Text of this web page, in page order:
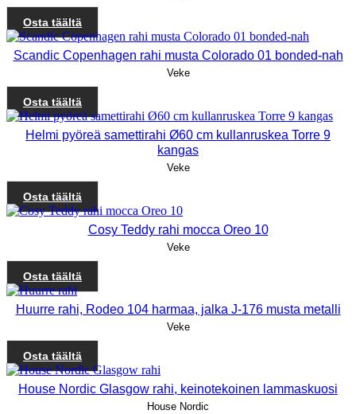
Osta täältä
Scandic Copenhagen rahi musta Colorado 01 bonded-nah
Veke
Osta täältä
Helmi pyöreä samettirahi Ø60 cm kullanruskea Torre 9
kangas
Veke
Osta täältä
Cosy Teddy rahi mocca Oreo 10
Veke
Osta täältä
Huurre rahi, Rodeo 104 harmaa, jalka J-176 musta metalli
Veke
Osta täältä
House Nordic Glasgow rahi, keinotekoinen lammaskuosi
House Nordic